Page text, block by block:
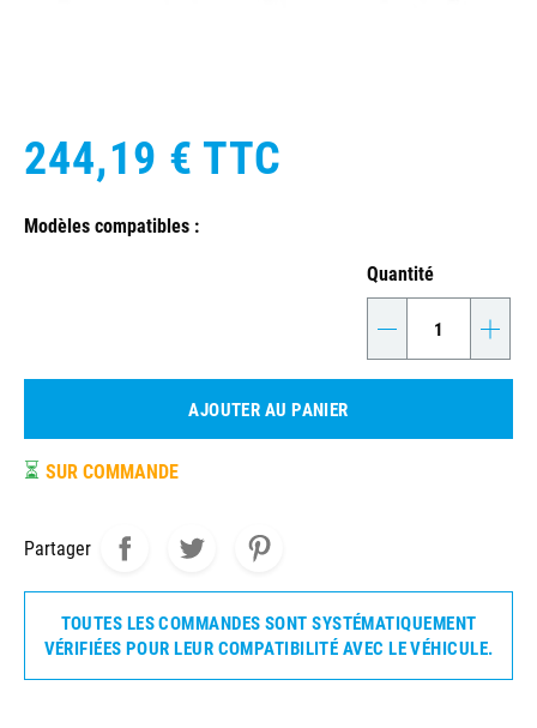
244,19 € TTC
Modèles compatibles :
Quantité
- +
AJOUTER AU PANIER
⏳ SUR COMMANDE
Partager
TOUTES LES COMMANDES SONT SYSTÉMATIQUEMENT
VÉRIFIÉES POUR LEUR COMPATIBILITÉ AVEC LE VÉHICULE.